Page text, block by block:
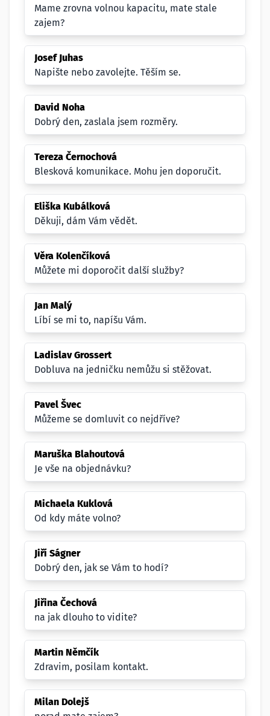
Mame zrovna volnou kapacitu, mate stale
zajem?
Josef Juhas
Napište nebo zavolejte. Těším se.
David Noha
Dobrý den, zaslala jsem rozměry.
Tereza Černochová
Blesková komunikace. Mohu jen doporučit.
Eliška Kubálková
Děkuji, dám Vám vědět.
Věra Kolenčíková
Můžete mi doporočit další služby?
Jan Malý
Líbí se mi to, napíšu Vám.
Ladislav Grossert
Dobluva na jedničku nemůžu si stěžovat.
Pavel Švec
Můžeme se domluvit co nejdříve?
Maruška Blahoutová
Je vše na objednávku?
Michaela Kuklová
Od kdy máte volno?
Jiří Ságner
Dobrý den, jak se Vám to hodí?
Jiřina Čechová
na jak dlouho to vidite?
Martin Němčík
Zdravim, posilam kontakt.
Milan Dolejš